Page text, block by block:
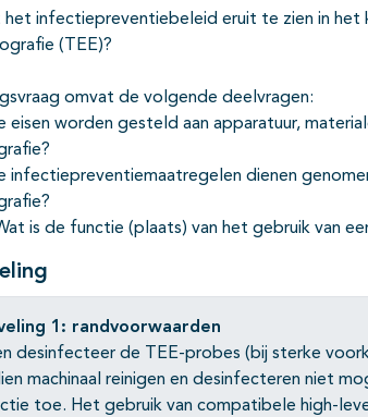
richtlijn
en dichtklappen
het infectiepreventiebeleid eruit te zien in het
(TEE)?
omvat de volgende deelvragen:
eisen worden gesteld aan apparatuur,
infectiepreventiemaatregelen dienen
is de functie (plaats) van het gebruik van
1: randvoorwaarden
desinfecteer de TEE-probes (bij sterke
machinaal reinigen en desinfecteren niet
toe. Het gebruik van compatibele high-